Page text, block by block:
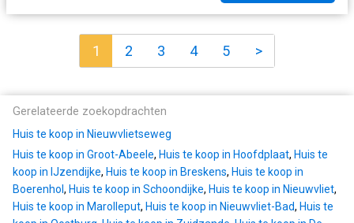
1 2 3 4 5 >
Gerelateerde zoekopdrachten
Huis te koop in Nieuwvlietseweg
Huis te koop in Groot-Abeele, Huis te koop in Hoofdplaat, Huis te
koop in IJzendijke, Huis te koop in Breskens, Huis te koop in
Boerenhol , Huis te koop in Schoondijke, Huis te koop in Nieuwvliet,
Huis te koop in Marolleput, Huis te koop in Nieuwvliet-Bad, Huis te